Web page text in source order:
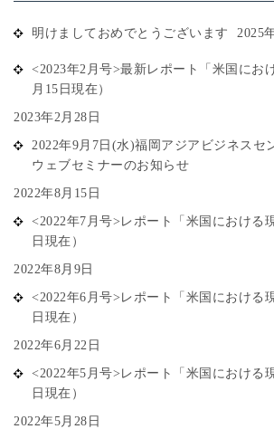
明けましておめでとうございます 2025
<2023年2月号>最新レポート「米国にお
月15日現在）
2023年2月28日
2022年9月7日(水)福岡アジアビジネスセ
ウェブセミナーのお知らせ
2022年8月15日
<2022年7月号>レポート「米国における
日現在）
2022年8月9日
<2022年6月号>レポート「米国における
日現在）
2022年6月22日
<2022年5月号>レポート「米国における
日現在）
2022年5月28日